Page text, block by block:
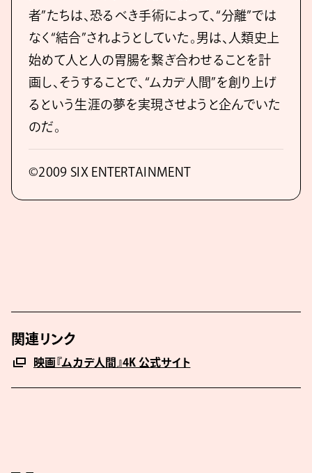
者”たちは、恐るべき手術によって、“分離”では
なく“結合”されようとしていた。男は、人類史上
始めて人と人の胃腸を繋ぎ合わせることを計
画し、そうすることで、“ムカデ人間”を創り上げ
るという生涯の夢を実現させようと企んでいた
のだ。
©2009 SIX ENTERTAINMENT
関連リンク
映画『ムカデ人間』4K 公式サイト